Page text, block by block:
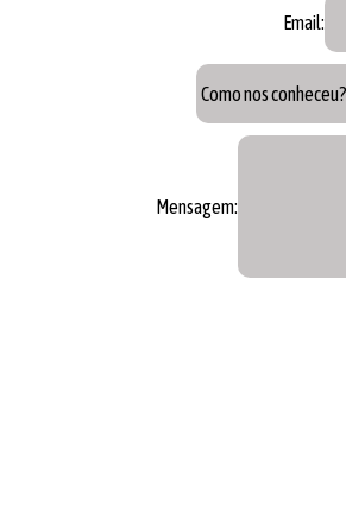
Locação de Cortadora de Piso em Interlagos
Locação de Duto para Entulho No Abc
Locação de Duto para Entulho Na Zona Sul
Locação de Compressor Pneumático
Locação de Bomba Lameira
Email:
Mensagem: